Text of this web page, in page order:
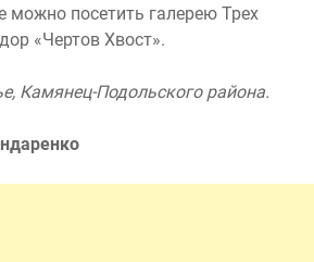
можно посетить галерею Трех
«Чертов Хвост».
Камянец-Подольского района.